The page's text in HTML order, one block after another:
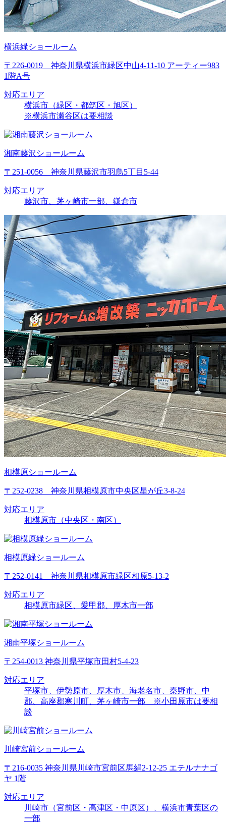
横浜緑ショールーム
〒226-0019 神奈川県横浜市緑区中山4-11-10 アーティー983
1階A号
対応エリア
横浜市（緑区・都筑区・旭区）
※横浜市瀬谷区は要相談
湘南藤沢ショールーム
〒251-0056 神奈川県藤沢市羽鳥5丁目5-44
対応エリア
藤沢市、茅ヶ崎市一部、鎌倉市
相模原ショールーム
〒252-0238 神奈川県相模原市中央区星が丘3-8-24
対応エリア
相模原市（中央区・南区）
相模原緑ショールーム
〒252-0141 神奈川県相模原市緑区相原5-13-2
対応エリア
相模原市緑区、愛甲郡、厚木市一部
湘南平塚ショールーム
〒254-0013 神奈川県平塚市田村5-4-23
対応エリア
平塚市、伊勢原市、厚木市、海老名市、秦野市、中
郡、高座郡寒川町、茅ヶ崎市一部 ※小田原市は要相
談
川崎宮前ショールーム
〒216-0035 神奈川県川崎市宮前区馬絹2-12-25 エテルナナゴ
ヤ 1階
対応エリア
川崎市（宮前区・高津区・中原区）、横浜市青葉区の
一部